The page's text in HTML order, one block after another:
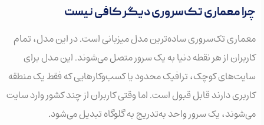
چرا معماری تک‌سروری دیگر کافی نیست
معماری تک‌سروری ساده‌ترین مدل میزبانی است. در این مدل، تمام
کاربران از هر نقطه دنیا به یک سرور متصل می‌شوند. این مدل برای
سایت‌های کوچک، ترافیک محدود یا کسب‌وکارهایی که فقط یک منطقه
کاربری دارند قابل قبول است. اما وقتی کاربران از چند کشور وارد سایت
می‌شوند، یک سرور واحد به‌تدریج به گلوگاه تبدیل می‌شود.